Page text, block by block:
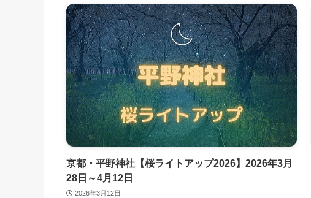
京都・平野神社【桜ライトアップ2026】2026年3月
28日～4月12日
2026年3月12日